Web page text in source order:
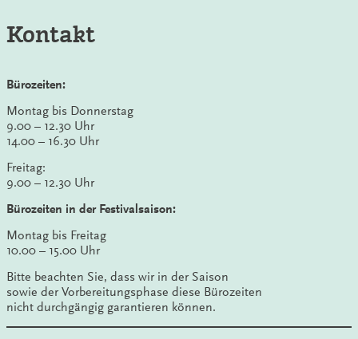
Kontakt
Bürozeiten:
Montag bis Donnerstag
9.00 – 12.30 Uhr
14.00 – 16.30 Uhr
Freitag:
9.00 – 12.30 Uhr
Bürozeiten in der Festivalsaison:
Montag bis Freitag
10.00 – 15.00 Uhr
Bitte beachten Sie, dass wir in der Saison
sowie der Vorbereitungsphase diese Bürozeiten
nicht durchgängig garantieren können.